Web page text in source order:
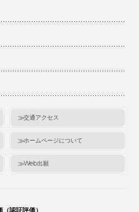
交通アクセス
ホームページについて
Web出願
認証評価）